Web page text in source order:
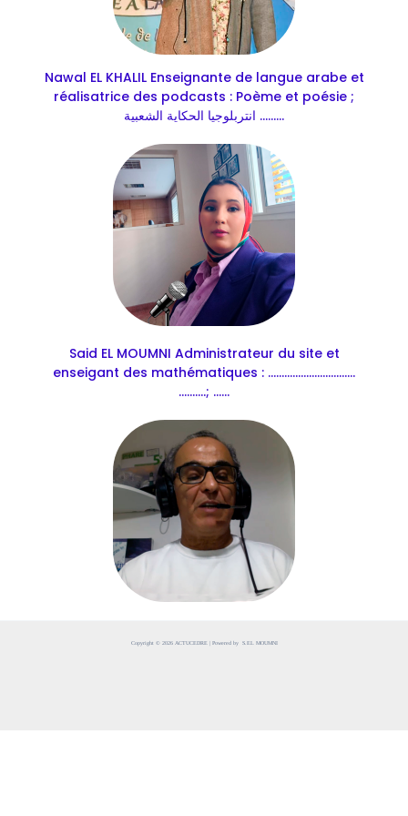
Nawal EL KHALIL Enseignante de langue arabe et
réalisatrice des podcasts : Poème et poésie ;
انتربلوجيا الحكاية الشعبية .........
Said EL MOUMNI Administrateur du site et
enseigant des mathématiques : ................................
..........; ......
Copyright © 2026 ACTUCEDRE | Powered by S.EL MOUMNI